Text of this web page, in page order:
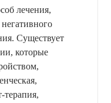
лечения,
Существует
которые
терапия,